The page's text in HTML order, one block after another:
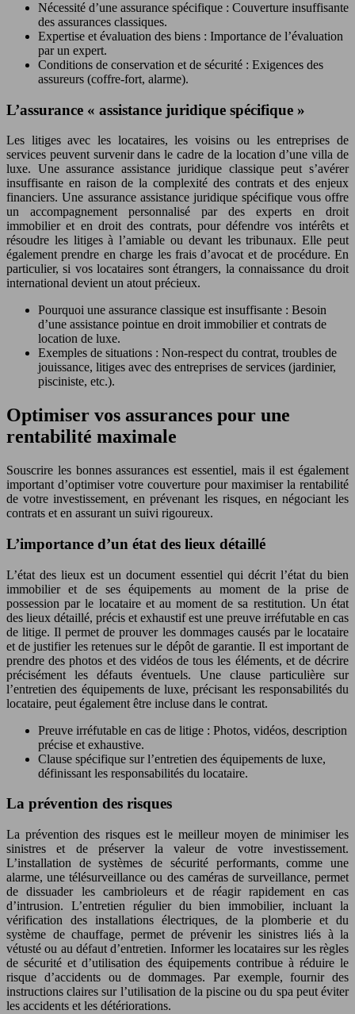
Nécessité d’une assurance spécifique : Couverture insuffisante
des assurances classiques.
Expertise et évaluation des biens : Importance de l’évaluation
par un expert.
Conditions de conservation et de sécurité : Exigences des
assureurs (coffre-fort, alarme).
L’assurance « assistance juridique spécifique »
Les litiges avec les locataires, les voisins ou les entreprises de
services peuvent survenir dans le cadre de la location d’une villa de
luxe. Une assurance assistance juridique classique peut s’avérer
insuffisante en raison de la complexité des contrats et des enjeux
financiers. Une assurance assistance juridique spécifique vous offre
un accompagnement personnalisé par des experts en droit
immobilier et en droit des contrats, pour défendre vos intérêts et
résoudre les litiges à l’amiable ou devant les tribunaux. Elle peut
également prendre en charge les frais d’avocat et de procédure. En
particulier, si vos locataires sont étrangers, la connaissance du droit
international devient un atout précieux.
Pourquoi une assurance classique est insuffisante : Besoin
d’une assistance pointue en droit immobilier et contrats de
location de luxe.
Exemples de situations : Non-respect du contrat, troubles de
jouissance, litiges avec des entreprises de services (jardinier,
pisciniste, etc.).
Optimiser vos assurances pour une
rentabilité maximale
Souscrire les bonnes assurances est essentiel, mais il est également
important d’optimiser votre couverture pour maximiser la rentabilité
de votre investissement, en prévenant les risques, en négociant les
contrats et en assurant un suivi rigoureux.
L’importance d’un état des lieux détaillé
L’état des lieux est un document essentiel qui décrit l’état du bien
immobilier et de ses équipements au moment de la prise de
possession par le locataire et au moment de sa restitution. Un état
des lieux détaillé, précis et exhaustif est une preuve irréfutable en cas
de litige. Il permet de prouver les dommages causés par le locataire
et de justifier les retenues sur le dépôt de garantie. Il est important de
prendre des photos et des vidéos de tous les éléments, et de décrire
précisément les défauts éventuels. Une clause particulière sur
l’entretien des équipements de luxe, précisant les responsabilités du
locataire, peut également être incluse dans le contrat.
Preuve irréfutable en cas de litige : Photos, vidéos, description
précise et exhaustive.
Clause spécifique sur l’entretien des équipements de luxe,
définissant les responsabilités du locataire.
La prévention des risques
La prévention des risques est le meilleur moyen de minimiser les
sinistres et de préserver la valeur de votre investissement.
L’installation de systèmes de sécurité performants, comme une
alarme, une télésurveillance ou des caméras de surveillance, permet
de dissuader les cambrioleurs et de réagir rapidement en cas
d’intrusion. L’entretien régulier du bien immobilier, incluant la
vérification des installations électriques, de la plomberie et du
système de chauffage, permet de prévenir les sinistres liés à la
vétusté ou au défaut d’entretien. Informer les locataires sur les règles
de sécurité et d’utilisation des équipements contribue à réduire le
risque d’accidents ou de dommages. Par exemple, fournir des
instructions claires sur l’utilisation de la piscine ou du spa peut éviter
les accidents et les détériorations.